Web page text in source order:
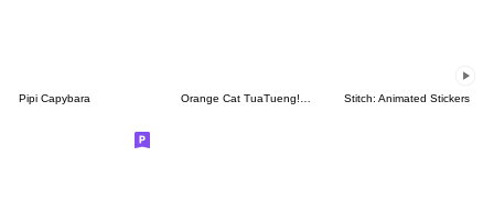
Pipi Capybara Orange Cat TuaTueng! (ENG) Stitch: Animated Stickers